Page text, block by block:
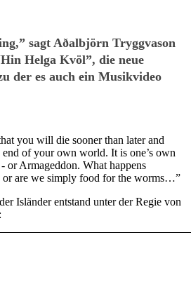
sagt Aðalbjörn Tryggvason
Helga Kvöl”, die neue
der es auch ein Musikvideo
you will die sooner than later and
of your own world. It is one’s own
or Armageddon. What happens
or are we simply food for the worms…”
Isländer entstand unter der Regie von